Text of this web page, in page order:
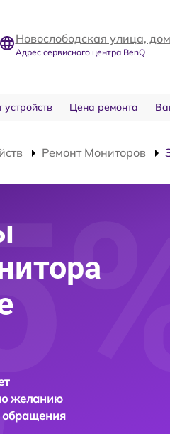
Новослободская улица,
Адрес сервисного центра BenQ
устройств Цена ремонта
Ремонт Мониторов
желанию
обращения